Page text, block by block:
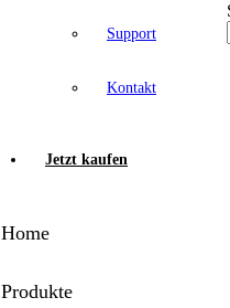
Support
Kontakt
Jetzt kaufen
Home
Produkte